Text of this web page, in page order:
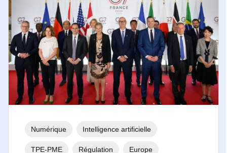
Numérique Intelligence artificielle
TPE-PME Régulation Europe